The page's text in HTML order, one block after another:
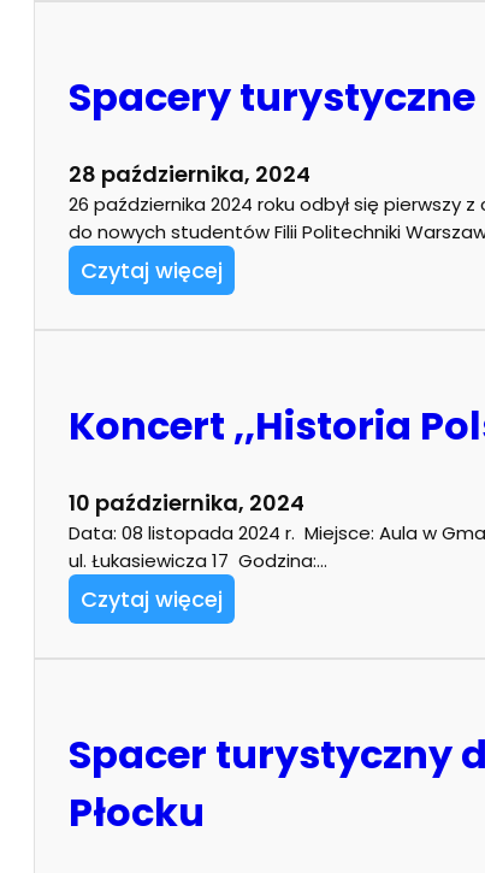
Spacery turystyczne
28 października, 2024
26 października 2024 roku odbył się pierwszy
do nowych studentów Filii Politechniki
Czytaj więcej
Koncert ,,Historia
10 października, 2024
Data: 08 listopada 2024 r. Miejsce: Aula w
ul. Łukasiewicza 17 Godzina:…
Czytaj więcej
Spacer turystyczny
Płocku